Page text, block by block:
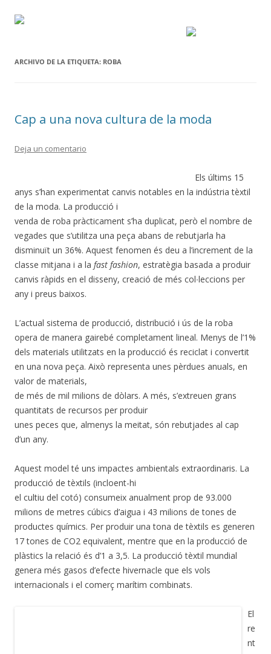
ARCHIVO DE LA ETIQUETA: ROBA
Cap a una nova cultura de la moda
Deja un comentario
Els últims 15
anys s’han experimentat canvis notables en la indústria tèxtil
de la moda. La producció i
venda de roba pràcticament s’ha duplicat, però el nombre de
vegades que s’utilitza una peça abans de rebutjarla ha
disminuït un 36%. Aquest fenomen és deu a l’increment de la
classe mitjana i a la fast fashion, estratègia basada a produir
canvis ràpids en el disseny, creació de més col∙leccions per
any i preus baixos.
L’actual sistema de producció, distribució i ús de la roba
opera de manera gairebé completament lineal. Menys de l’1%
dels materials utilitzats en la producció és reciclat i convertit
en una nova peça. Això representa unes pèrdues anuals, en
valor de materials,
de més de mil milions de dòlars. A més, s’extreuen grans
quantitats de recursos per produir
unes peces que, almenys la meitat, són rebutjades al cap
d’un any.
Aquest model té uns impactes ambientals extraordinaris. La
producció de tèxtils (incloent­-hi
el cultiu del cotó) consumeix anualment prop de 93.000
milions de metres cúbics d’aigua i 43 milions de tones de
productes químics. Per produir una tona de tèxtils es generen
17 tones de CO2 equivalent, mentre que en la producció de
plàstics la relació és d’1 a 3,5. La producció tèxtil mundial
genera més gasos d’efecte hivernacle que els vols
internacionals i el comerç marítim combinats.
El
re
nt